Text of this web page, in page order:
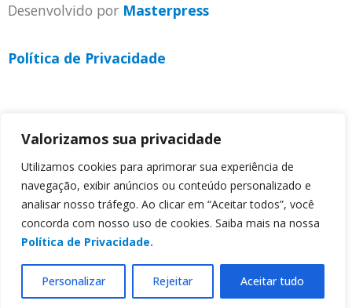
Valorizamos sua privacidade
Utilizamos cookies para aprimorar sua experiência de
navegação, exibir anúncios ou conteúdo personalizado e
analisar nosso tráfego. Ao clicar em “Aceitar todos”, você
concorda com nosso uso de cookies. Saiba mais na nossa
Política de Privacidade.
Personalizar Rejeitar Aceitar tudo
Desenvolvido por Masterpress
Política de Privacidade